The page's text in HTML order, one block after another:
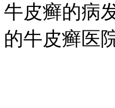
牛皮癣的病
的牛皮癣医